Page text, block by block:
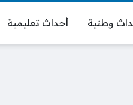
وطنية أحداث تعليمية